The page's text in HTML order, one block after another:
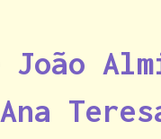
João
Ana